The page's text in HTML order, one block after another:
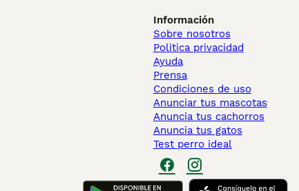
Información
Sobre nosotros
Politica privacidad
Ayuda
Prensa
Condiciones de uso
Anunciar tus mascotas
Anuncia tus cachorros
Anuncia tus gatos
Test perro ideal